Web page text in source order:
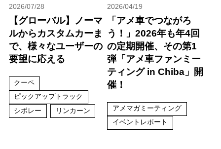
2026/07/28
【グローバル】ノーマ
ルからカスタムカーま
で、様々なユーザーの
要望に応える
クーペ
ピックアップトラック
シボレー
リンカーン
2026/04/19
「アメ車でつながろ
う！」2026年も年4回
の定期開催、その第1
弾「アメ車ファンミー
ティング in Chiba」開
催！
アメマガミーティング
イベントレポート